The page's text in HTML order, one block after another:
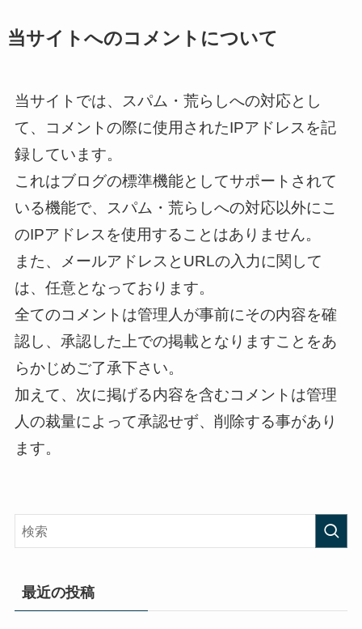
当サイトへのコメントについて
当サイトでは、スパム・荒らしへの対応とし
て、コメントの際に使用されたIPアドレスを記
録しています。
これはブログの標準機能としてサポートされて
いる機能で、スパム・荒らしへの対応以外にこ
のIPアドレスを使用することはありません。
また、メールアドレスとURLの入力に関して
は、任意となっております。
全てのコメントは管理人が事前にその内容を確
認し、承認した上での掲載となりますことをあ
らかじめご了承下さい。
加えて、次に掲げる内容を含むコメントは管理
人の裁量によって承認せず、削除する事があり
ます。
最近の投稿